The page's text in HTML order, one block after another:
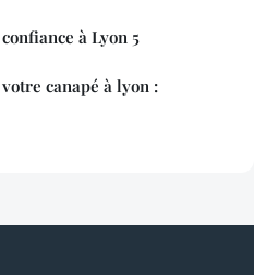
à Lyon 5
canapé à lyon :